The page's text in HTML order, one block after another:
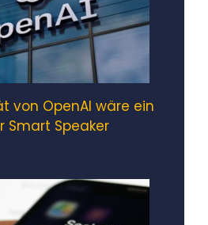
von OpenAI wäre ein
Smart Speaker